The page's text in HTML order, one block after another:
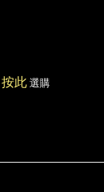
按此選購